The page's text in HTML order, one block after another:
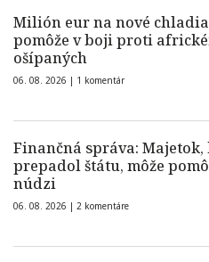
Milión eur na nové
pomôže v boji proti
ošípaných
06. 08. 2026 | 1 komentár
Finančná správa:
prepadol štátu, môže
núdzi
06. 08. 2026 | 2 komentáre